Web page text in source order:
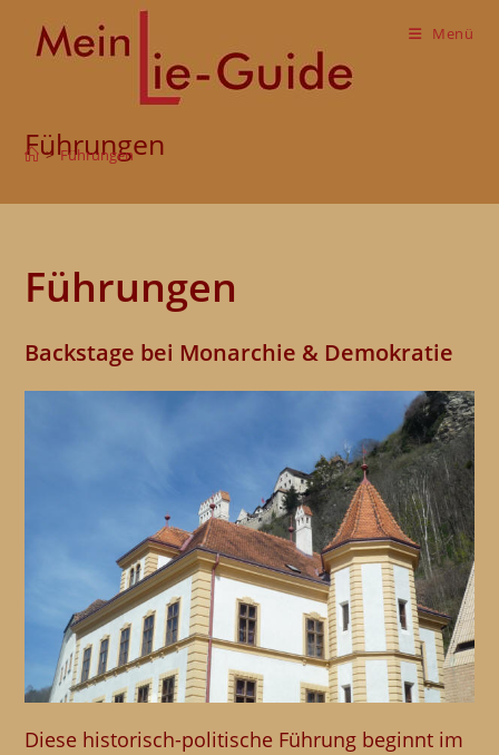
Inhalt
springen
Menü
Führungen
> Führungen
Führungen
Backstage bei Monarchie & Demokratie
Diese historisch-politische Führung beginnt im